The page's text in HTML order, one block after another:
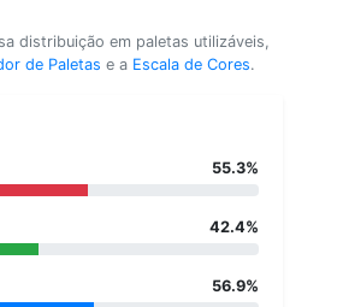
distribuição em paletas utilizáveis,
de Paletas e a Escala de Cores.
55.3%
42.4%
56.9%